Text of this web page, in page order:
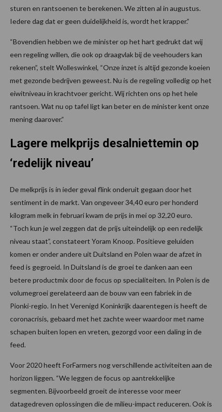
sturen en rantsoenen te berekenen. We zitten al in augustus.
Iedere dag dat er geen duidelijkheid is, wordt het krapper.”
“Bovendien hebben we de minister op het hart gedrukt dat wij
een regeling willen, die ook op draagvlak bij de veehouders kan
rekenen”, stelt Wolleswinkel, “Onze inzet is altijd gezonde koeien
met gezonde bedrijven geweest. Nu is de regeling volledig op het
eiwitniveau in krachtvoer gericht. Wij richten ons op het hele
rantsoen. Wat nu op tafel ligt kan beter en de minister kent onze
mening daarover.”
Lagere melkprijs desalniettemin op
‘redelijk niveau’
De melkprijs is in ieder geval flink onderuit gegaan door het
sentiment in de markt. Van ongeveer 34,40 euro per honderd
kilogram melk in februari kwam de prijs in mei op 32,20 euro.
“Toch kun je wel zeggen dat de prijs uiteindelijk op een redelijk
niveau staat”, constateert Yoram Knoop. Positieve geluiden
komen er onder andere uit Duitsland en Polen waar de afzet in
feed is gegroeid. In Duitsland is de groei te danken aan een
betere productmix door de focus op specialiteiten. In Polen is de
volumegroei gerelateerd aan de bouw van een fabriek in de
Pionki-regio. In het Verenigd Koninkrijk daarentegen is heeft de
coronacrisis, gebaard met het zachte weer waardoor met name
schapen buiten lopen en vreten, gezorgd voor een daling in de
feed.
Voor 2020 heeft ForFarmers nog verschillende activiteiten aan de
horizon liggen. “We leggen de focus op aantrekkelijke
segmenten. Bijvoorbeeld groeit de interesse voor meer
datagedreven oplossingen die de milieu-impact reduceren. Ook is